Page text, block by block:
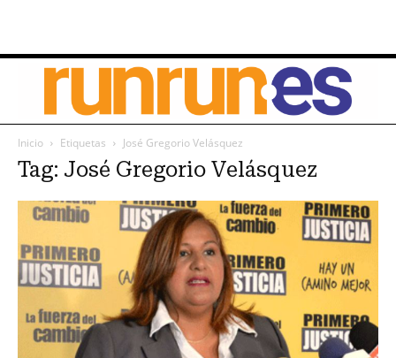
Inicio Etiquetas José Gregorio Velásquez
Tag: José Gregorio Velásquez